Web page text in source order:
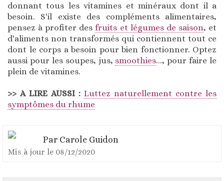
donnant tous les vitamines et minéraux dont il a
besoin. S'il existe des compléments alimentaires,
pensez à profiter desfruits et légumes de saison, et
d'aliments non transformés qui contiennent tout ce
dont le corps a besoin pour bien fonctionner. Optez
aussi pour les soupes, jus, smoothies..., pour faire le
plein de vitamines.
>> A LIRE AUSSI : Luttez naturellement contre les
symptômes du rhume
Par Carole Guidon
Mis à jour le 08/12/2020